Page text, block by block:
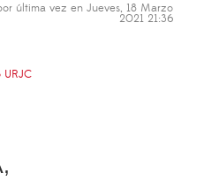
última vez en Jueves, 18 Marzo
2021 21:36
URJC